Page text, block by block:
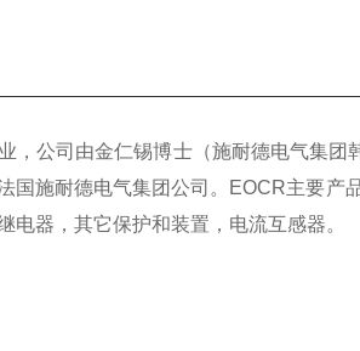
公司由金仁锡博士（施耐德电气集团
国施耐德电气集团公司。EOCR主要产
器，其它保护和装置，电流互感器。